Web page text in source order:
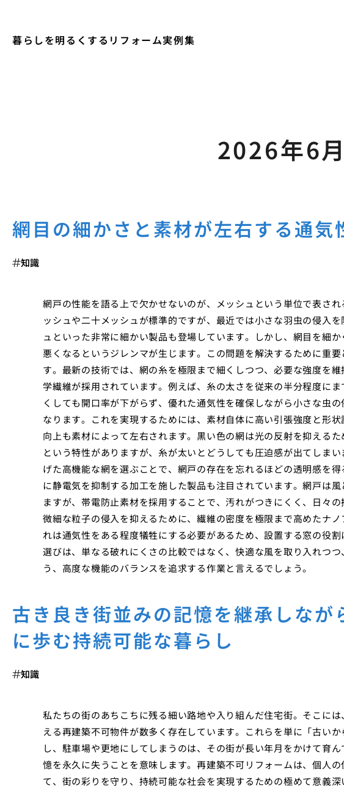
暮らしを明るくするリフォーム実例集
2026年6月
網目の細かさと素材が左右する通気
知識
網戸の性能を語る上で欠かせないのが、メッシュという単位で表さ
ッシュや二十メッシュが標準的ですが、最近では小さな羽虫の侵入
ュといった非常に細かい製品も登場しています。しかし、網目を細
悪くなるというジレンマが生じます。この問題を解決するために重
す。最新の技術では、網の糸を極限まで細くしつつ、必要な強度を
学繊維が採用されています。例えば、糸の太さを従来の半分程度に
くしても開口率が下がらず、優れた通気性を確保しながら小さな虫
なります。これを実現するためには、素材自体に高い引張強度と形
向上も素材によって左右されます。黒い色の網は光の反射を抑える
という特性がありますが、糸が太いとどうしても圧迫感が出てしま
げた高機能な網を選ぶことで、網戸の存在を忘れるほどの透明感を
に静電気を抑制する加工を施した製品も注目されています。網戸は
ますが、帯電防止素材を採用することで、汚れがつきにくく、日々
微細な粒子の侵入を抑えるために、繊維の密度を極限まで高めたナ
れは通気性をある程度犠牲にする必要があるため、設置する窓の役
選びは、単なる破れにくさの比較ではなく、快適な風を取り入れつ
う、高度な機能のバランスを追求する作業と言えるでしょう。
古き良き街並みの記憶を継承しなが
に歩む持続可能な暮らし
知識
私たちの街のあちこちに残る細い路地や入り組んだ住宅街。そこに
える再建築不可物件が数多く存在しています。これらを単に「古い
し、駐車場や更地にしてしまうのは、その街が長い年月をかけて育
憶を永久に失うことを意味します。再建築不可リフォームは、個人
て、街の彩りを守り、持続可能な社会を実現するための極めて意義深